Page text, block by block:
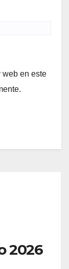
web en este
2026